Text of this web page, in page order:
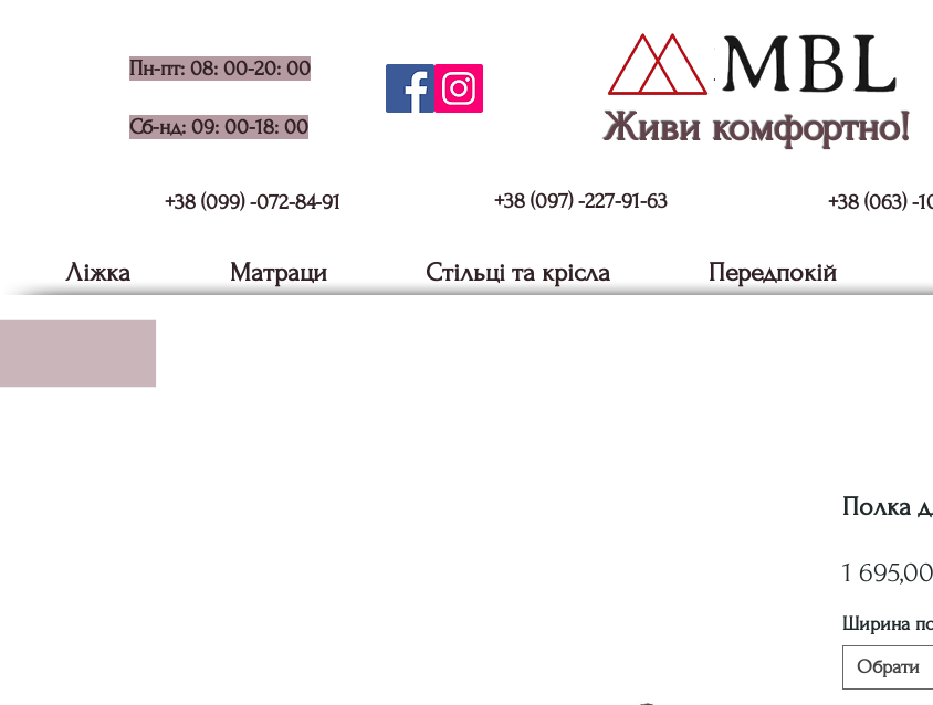
Пн-пт: 08: 00-20: 00
Сб-нд: 09: 00-18: 00 Живи комфортно!
+38 (099) -072-84-91 +38 (097) -227-91-63 +38 (063) -
Ліжка Матраци Стільці та крісла Передпокій
Полка
1
Ширина
Обрати